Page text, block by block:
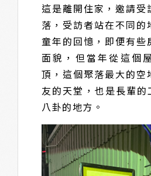
這是離開住家，邀請受
落，受訪者站在不同的
童年的回憶，即便有些
面貌，但當年從這個
頂，這個聚落最大的空
友的天堂，也是長輩
八卦的地方。